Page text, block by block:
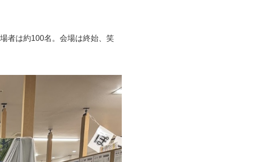
者は約100名。会場は終始、笑